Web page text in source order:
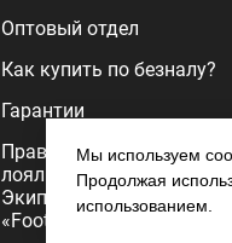
Оптовый отдел
Как купить по безналу?
Гарантии
Правила программы
лояльности
Экипировочного центра
«FootballStore»
Мы используем
Продолжая
использованием.